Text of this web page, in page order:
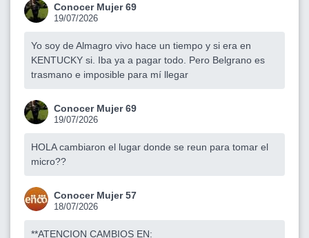
Conocer Mujer 69
19/07/2026
Yo soy de Almagro vivo hace un tiempo y si era en
KENTUCKY si. Iba ya a pagar todo. Pero Belgrano es
trasmano e imposible para mí llegar
Conocer Mujer 69
19/07/2026
HOLA cambiaron el lugar donde se reun para tomar el
micro??
Conocer Mujer 57
18/07/2026
**ATENCION CAMBIOS EN: